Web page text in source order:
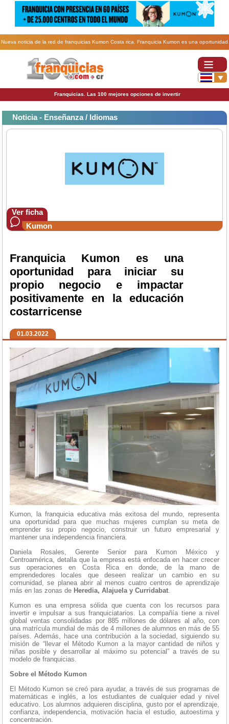
Nueva noticia de la red de franquicias Kumon Costa rica. Franquicia Kumon es una oportunidad
para iniciar su propio negocio e impactar positivamente en la educación costarricense.
Franquicias. Las 100 mejores opciones de invertir
Noticia - Enseñanza / Idiomas
Ver ficha
Kumon
Franquicia Kumon es una
oportunidad para iniciar su
propio negocio e impactar
positivamente en la educación
costarricense
01.03.2022
Kumon, la franquicia educativa más exitosa del mundo, representa
una oportunidad para que muchas mujeres cumplan su meta de
emprender su propio negocio, construir un futuro empresarial y
mantener una independencia financiera.
Daniela Rosales, Gerente Senior para Kumon México y
Centroamérica, detalla que la empresa está enfocada en hacer crecer
sus operaciones en Costa Rica en donde, de la mano de
emprendedores locales que deseen realizar un cambio en su
comunidad, se planea abrir al menos cuatro centros de aprendizaje
más en las zonas de Heredia, Alajuela y Curridabat
Kumon es una empresa sólida que cuenta con los recursos para
invertir e impulsar a sus franquiciatarios. La compañía tiene a nivel
global ventas consolidadas por 885 millones de dólares al año, con
una matrícula mundial de más de 4 millones de alumnos en más de 55
países. Además, hace una contribución a la sociedad, siguiendo su
misión de “llevar el Método Kumon a la mayor cantidad de niños y
niñas posible y desarrollar al máximo su potencial” a través de su
modelo de franquicias.
Sobre el Método Kumon
El Método Kumon se creó para ayudar, a través de sus programas de
matemáticas e inglés, a los estudiantes de cualquier edad y nivel
educativo. Los alumnos adquieren disciplina, gusto por el aprendizaje,
confianza, independencia, motivación hacia el estudio, autoestima y
concentración.